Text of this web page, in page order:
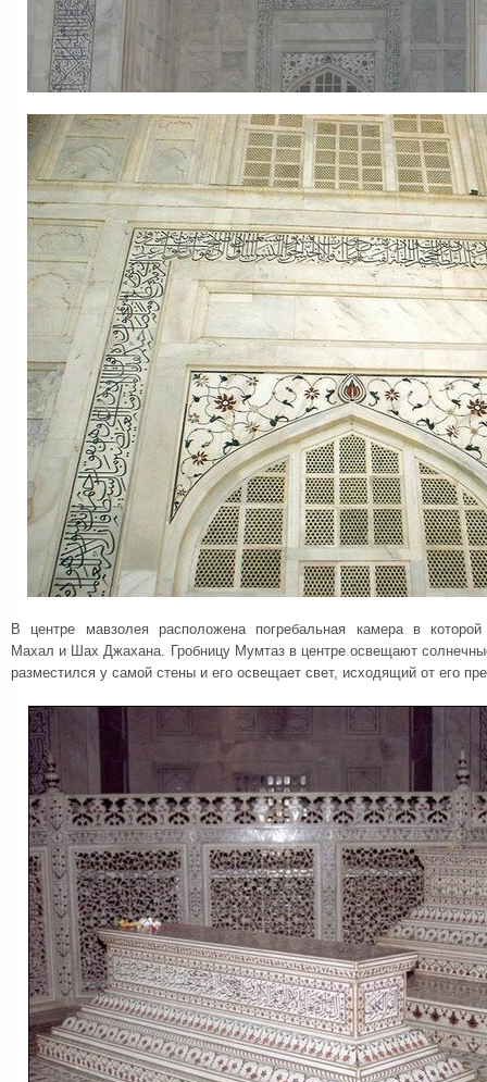
В центре мавзолея расположена погребальная камера в
Махал и Шах Джахана. Гробницу Мумтаз в центре освещают
разместился у самой стены и его освещает свет, исходящий от его